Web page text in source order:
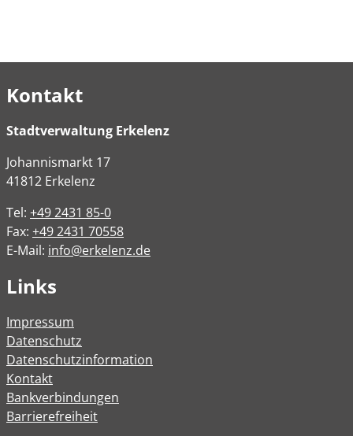
Kontakt
Stadtverwaltung Erkelenz
Johannismarkt 17
41812 Erkelenz
Tel: +49 2431 85-0
Fax: +49 2431 70558
E-Mail: info@erkelenz.de
Links
Impressum
Datenschutz
Datenschutzinformation
Kontakt
Bankverbindungen
Barrierefreiheit